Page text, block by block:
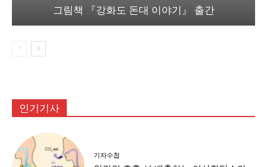
그림책 『강화도 돈대 이야기』 출간
인기기사
기자수첩